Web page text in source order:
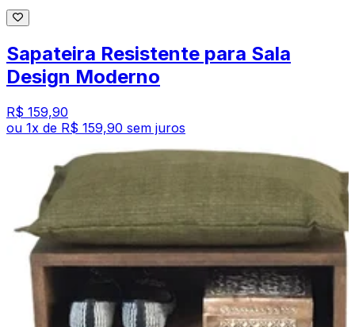
Sapateira Resistente para Sala
Design Moderno
R$ 159,90
ou 1x de R$ 159,90 sem juros